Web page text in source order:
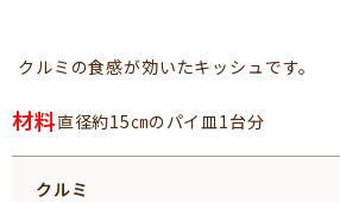
クルミの食感が効いたキッシュです。
材料直径約15㎝のパイ皿1台分
クルミ